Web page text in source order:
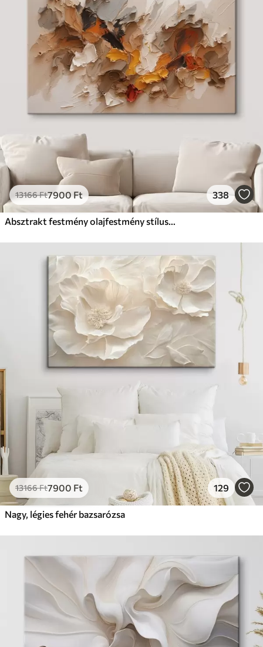
13166Ft7900Ft 338
Absztrakt festmény olajfestmény stílusban
13166Ft7900 Ft 129
Nagy, légies fehér bazsarózsa